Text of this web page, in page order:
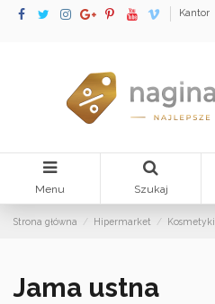
Kantor
Menu Szukaj
Strona główna Hipermarket Kosmetyki
Jama ustna